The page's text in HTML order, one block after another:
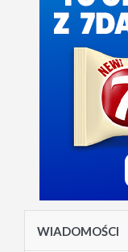
WIADOMOŚCI